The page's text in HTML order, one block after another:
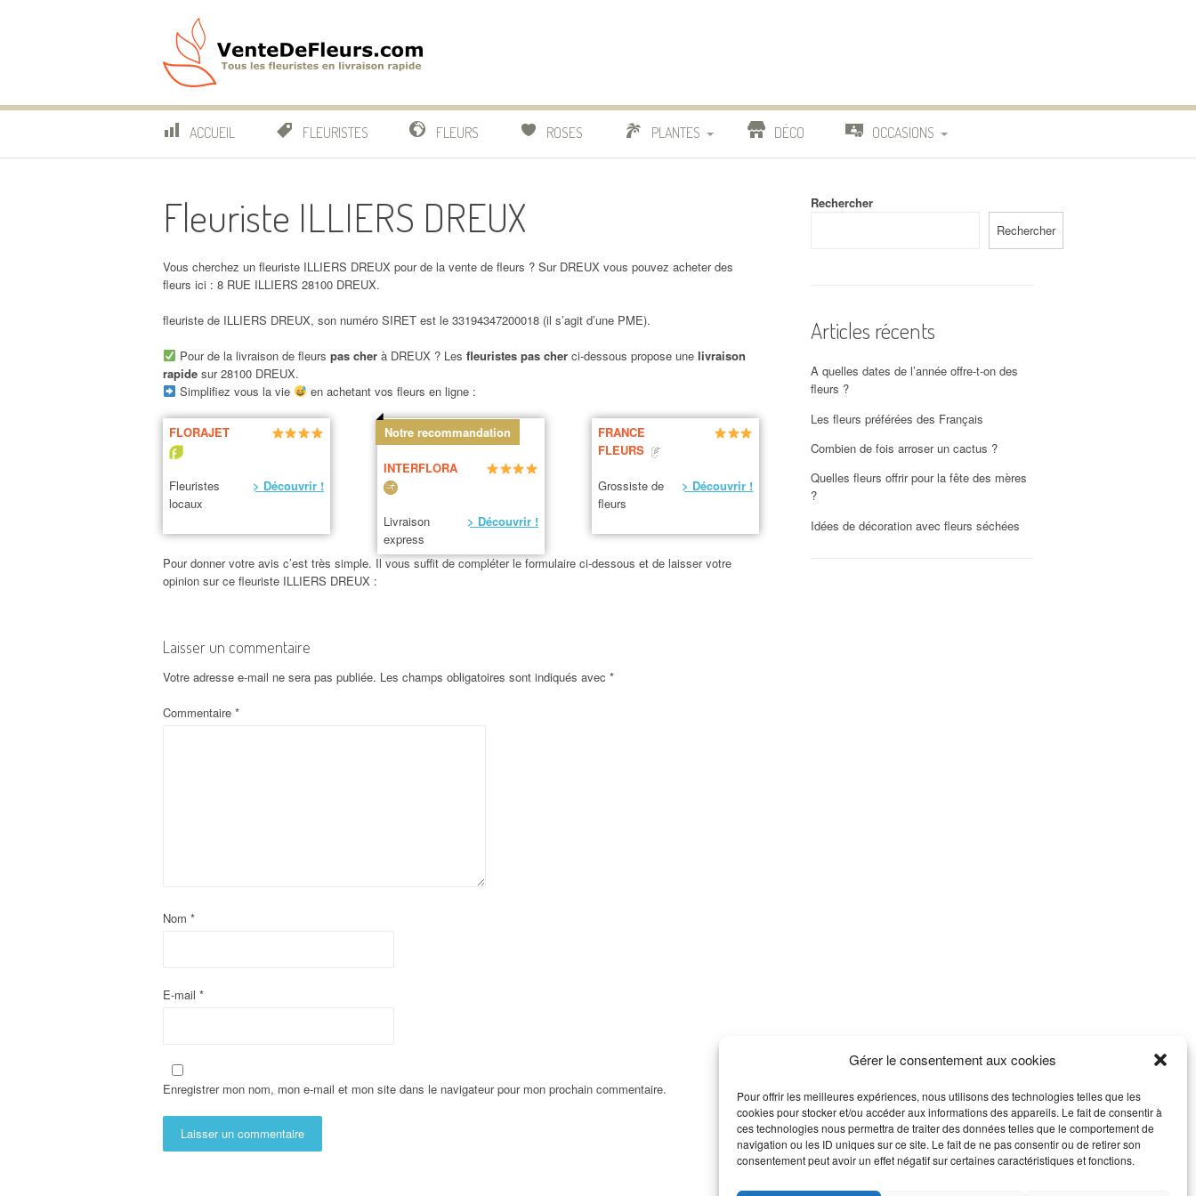
Gérer le consentement aux cookies
Pour offrir les meilleures expériences, nous utilisons des technologies telles que les
cookies pour stocker et/ou accéder aux informations des appareils. Le fait de consentir à
ces technologies nous permettra de traiter des données telles que le comportement de
navigation ou les ID uniques sur ce site. Le fait de ne pas consentir ou de retirer son
consentement peut avoir un effet négatif sur certaines caractéristiques et fonctions.
VenteDeFleurs.com
ACCUEIL FLEURISTES FLEURS ROSES PLANTES DÉCO OCCASIONS
Fleuriste ILLIERS DREUX
Vous cherchez un fleuriste ILLIERS DREUX pour de la vente de fleurs ? Sur DREUX vous pouvez acheter des
fleurs ici : 8 RUE ILLIERS 28100 DREUX.
fleuriste de ILLIERS DREUX, son numéro SIRET est le 33194347200018 (il s’agit d’une PME).
Pour de la livraison de fleurs pas cherà DREUX ? Les fleuristes pas cher ci-dessous propose une livraison
rapide sur 28100 DREUX.
Simplifiez vous la vie
en achetant vos fleurs en ligne :
FLORAJET
Fleuristes
locaux
> Découvrir !
Notre recommandation
INTERFLORA
Livraison
express
> Découvrir !
FRANCE
FLEURS
Grossiste de
fleurs
> Découvrir !
Pour donner votre avis c’est très simple. Il vous suffit de compléter le formulaire ci-dessous et de laisser votre
opinion sur ce fleuriste ILLIERS DREUX :
Laisser un commentaire
Votre adresse e-mail ne sera pas publiée. Les champs obligatoires sont indiqués avec *
Commentaire *
Nom *
E-mail *
Enregistrer mon nom, mon e-mail et mon site dans le navigateur pour mon prochain commentaire.
Rechercher
Rechercher
Articles récents
A quelles dates de l’année offre-t-on des
fleurs ?
Les fleurs préférées des Français
Combien de fois arroser un cactus ?
Quelles fleurs offrir pour la fête des mères
?
Idées de décoration avec fleurs séchées